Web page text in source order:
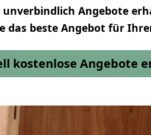
unverbindlich Angebote
das beste Angebot für
kostenlose Angebote